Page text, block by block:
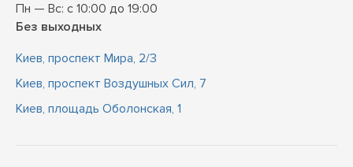
Пн — Вс: с 10:00 до 19:00
Без выходных
Киев, проспект Мира, 2/3
Киев, проспект Воздушных Сил, 7
Киев, площадь Оболонская, 1